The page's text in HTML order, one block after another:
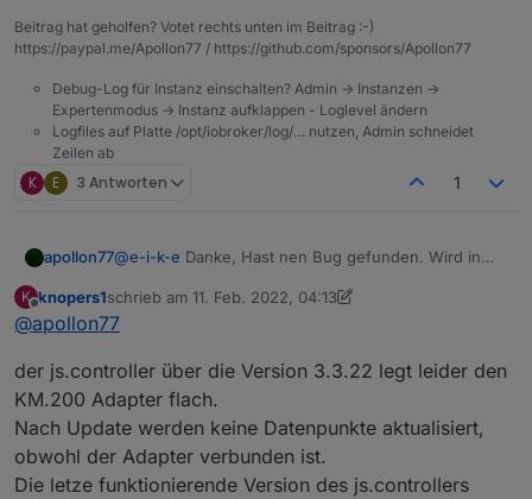
Beitrag hat geholfen? Votet rechts unten im Beitrag :-)
https://paypal.me/Apollon77 / https://github.com/sponsors/Apollon77
Debug-Log für Instanz einschalten? Admin -> Instanzen ->
Expertenmodus -> Instanz aufklappen - Loglevel ändern
Logfiles auf Platte /opt/iobroker/log/… nutzen, Admin schneidet
Zeilen ab
K E 3 Antworten 1
apollon77@e-i-k-e Danke, Hast nen Bug gefunden. Wird in
K
Offline
knopers1schrieb am 11. Feb. 2022, 04:13
zuletzt editiert von knopers12. Nov. 2022, 05:17
@apollon77
der js.controller über die Version 3.3.22 legt leider den
KM.200 Adapter flach.
Nach Update werden keine Datenpunkte aktualisiert,
obwohl der Adapter verbunden ist.
Die letze funktionierende Version des js.controllers